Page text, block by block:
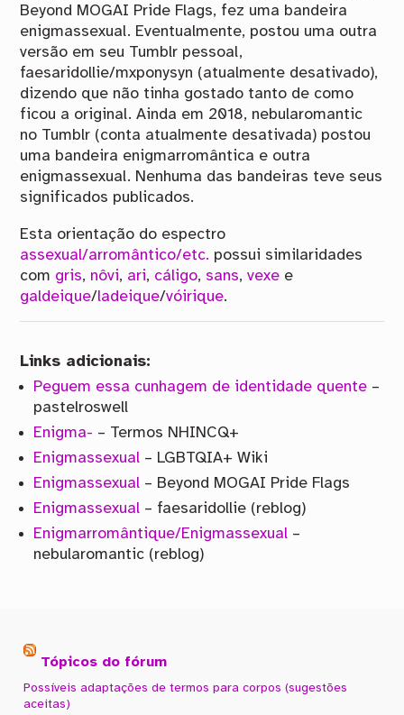
Beyond MOGAI Pride Flags, fez uma bandeira
enigmassexual. Eventualmente, postou uma outra
versão em seu Tumblr pessoal,
faesaridollie/mxponysyn (atualmente desativado),
dizendo que não tinha gostado tanto de como
ficou a original. Ainda em 2018, nebularomantic
no Tumblr (conta atualmente desativada) postou
uma bandeira enigmarromântica e outra
enigmassexual. Nenhuma das bandeiras teve seus
significados publicados.
Esta orientação do espectro
assexual/arromântico/etc. possui similaridades
com gris, nôvi, ari, cáligo, sans,vexe e
galdeique/ladeique/vóirique.
Links adicionais:
Peguem essa cunhagem de identidade quente –
pastelroswell
Enigma- – Termos NHINCQ+
Enigmassexual – LGBTQIA+ Wiki
Enigmassexual – Beyond MOGAI Pride Flags
Enigmassexual – faesaridollie (reblog)
Enigmarromântique/Enigmassexual –
nebularomantic (reblog)
Tópicos do fórum
Possíveis adaptações de termos para corpos (sugestões
aceitas)